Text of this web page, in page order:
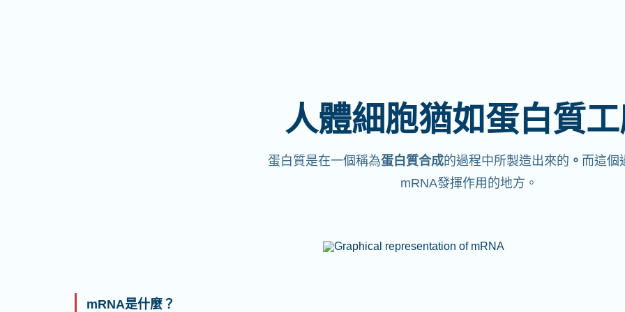
人體細胞猶如蛋白質
蛋白質是在一個稱為蛋白質合成的過程中所製造出來的 。 而這個
mRNA發揮作用的地方。
mRNA是什麼？